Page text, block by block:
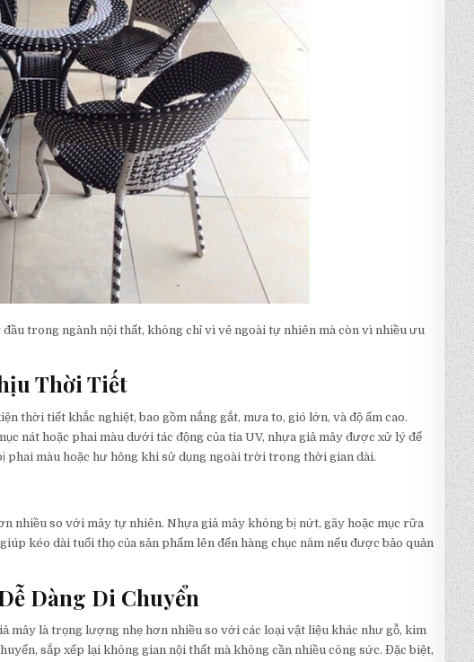
trong ngành nội thất, không chỉ vì vẻ ngoài tự nhiên mà còn vì nhiều ưu
Thời Tiết
thời tiết khắc nghiệt, bao gồm nắng gắt, mưa to, gió lớn, và độ ẩm cao.
nát hoặc phai màu dưới tác động của tia UV, nhựa giả mây được xử lý để
phai màu hoặc hư hỏng khi sử dụng ngoài trời trong thời gian dài.
nhiều so với mây tự nhiên. Nhựa giả mây không bị nứt, gãy hoặc mục rữa
kéo dài tuổi thọ của sản phẩm lên đến hàng chục năm nếu được bảo quản
Dàng Di Chuyển
mây là trọng lượng nhẹ hơn nhiều so với các loại vật liệu khác như gỗ, kim
sắp xếp lại không gian nội thất mà không cần nhiều công sức. Đặc biệt,